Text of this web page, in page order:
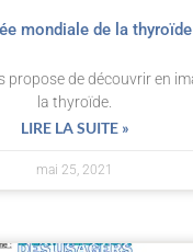
mondiale de la thyroïde
propose de découvrir en
la thyroïde.
LIRE LA SUITE »
mai 25, 2021